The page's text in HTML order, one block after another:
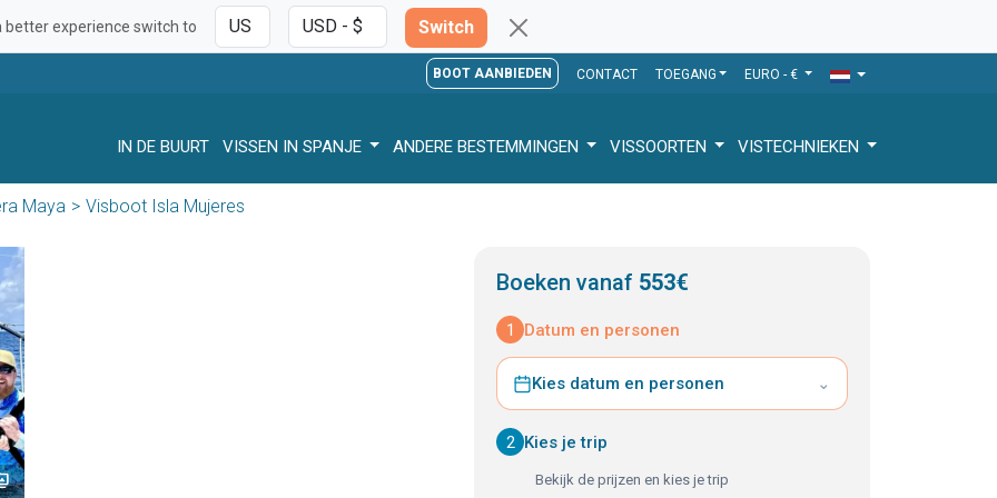
better experience switch to Switch
BOOT AANBIEDEN CONTACT TOEGANG EURO - €
IN DE BUURT VISSEN IN SPANJE ANDERE BESTEMMINGEN VISSOORTEN VISTECHNIEKEN
Maya Visboot Isla Mujeres
Boeken vanaf 553€
1 Datum en personen
Kies datum en personen ⌄
2 Kies je trip
Bekijk de prijzen en kies je trip